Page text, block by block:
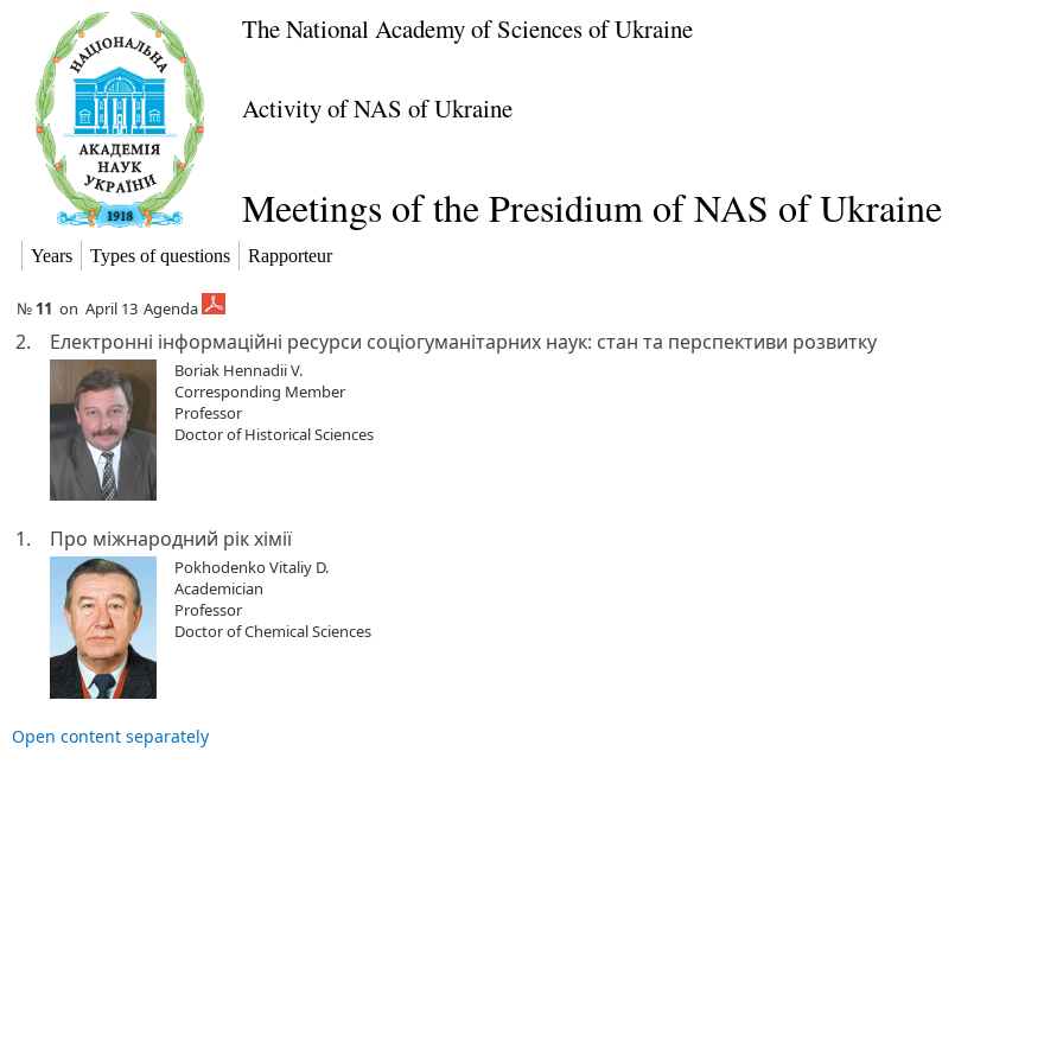
The National Academy of Sciences of Ukraine
Activity of NAS of Ukraine
Meetings of the Presidium of NAS of Ukraine
Years Types of questions Rapporteur
№ 11 on April 13 Agenda
2. Електронні інформаційні ресурси соціогуманітарних наук: стан та перспективи розвитку
Boriak Hennadii V.
Corresponding Member
Professor
Doctor of Historical Sciences
1. Про міжнародний рік хімії
Pokhodenko Vitaliy D.
Academician
Professor
Doctor of Chemical Sciences
Open content separately